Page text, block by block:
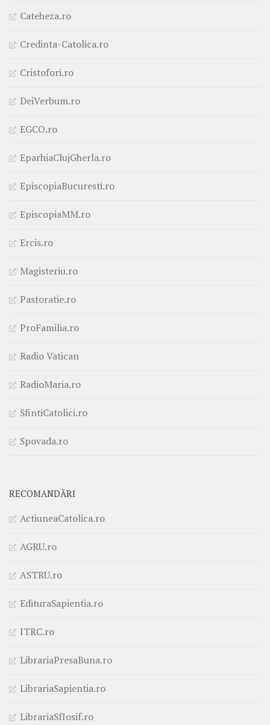
Cateheza.ro
Credinta-Catolica.ro
Cristofori.ro
DeiVerbum.ro
EGCO.ro
EparhiaClujGherla.ro
EpiscopiaBucuresti.ro
EpiscopiaMM.ro
Ercis.ro
Magisteriu.ro
Pastoratie.ro
ProFamilia.ro
Radio Vatican
RadioMaria.ro
SfintiCatolici.ro
Spovada.ro
RECOMANDĂRI
ActiuneaCatolica.ro
AGRU.ro
ASTRU.ro
EdituraSapientia.ro
ITRC.ro
LibrariaPresaBuna.ro
LibrariaSapientia.ro
LibrariaSfIosif.ro